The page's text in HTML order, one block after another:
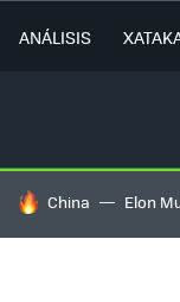
ANÁLISIS
HOY SE HABLA DE
China Elon